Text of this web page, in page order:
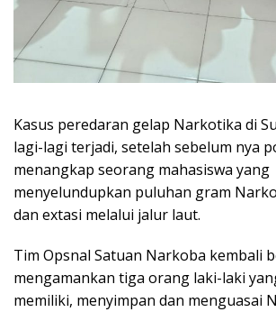
Kasus peredaran gelap Narkotika di
lagi-lagi terjadi, setelah sebelum nya
menangkap seorang mahasiswa yang
menyelundupkan puluhan gram
dan extasi melalui jalur laut.
Tim Opsnal Satuan Narkoba kembali
mengamankan tiga orang laki-laki
memiliki, menyimpan dan menguasai